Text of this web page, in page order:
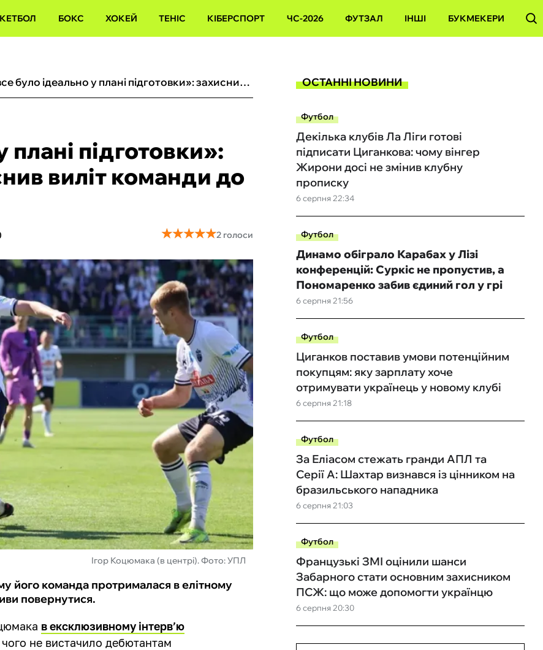
БОКС ХОКЕЙ ТЕНІС КІБЕРСПОРТ ЧС-2026 ФУТЗАЛ ІНШІ БУКМЕКЕРИ
«Не все було ідеально у плані підготовки»: захисник Полтави пояснив виліт команди до Першої ліги
підготовки»:
виліт команди до
★★★★★
★★★★★2 голоси
Ігор Коцюмака (в центрі). Фото: УПЛ
його команда протрималася в елітному
повернутися.
в ексклюзивному інтерв’ю
чого не вистачило дебютантам
ОСТАННІ НОВИНИ
Футбол
6 серпня 22:34
Декілька клубів Ла Ліги готові
підписати Циганкова: чому вінгер
Жирони досі не змінив клубну
прописку
Футбол
6 серпня 21:56
Динамо обіграло Карабах у Лізі
конференцій: Суркіс не пропустив, а
Пономаренко забив єдиний гол у грі
Футбол
6 серпня 21:18
Циганков поставив умови потенційним
покупцям: яку зарплату хоче
отримувати українець у новому клубі
Футбол
6 серпня 21:03
За Еліасом стежать гранди АПЛ та
Серії А: Шахтар визнався із цінником на
бразильського нападника
Футбол
6 серпня 20:30
Французькі ЗМІ оцінили шанси
Забарного стати основним захисником
ПСЖ: що може допомогти українцю